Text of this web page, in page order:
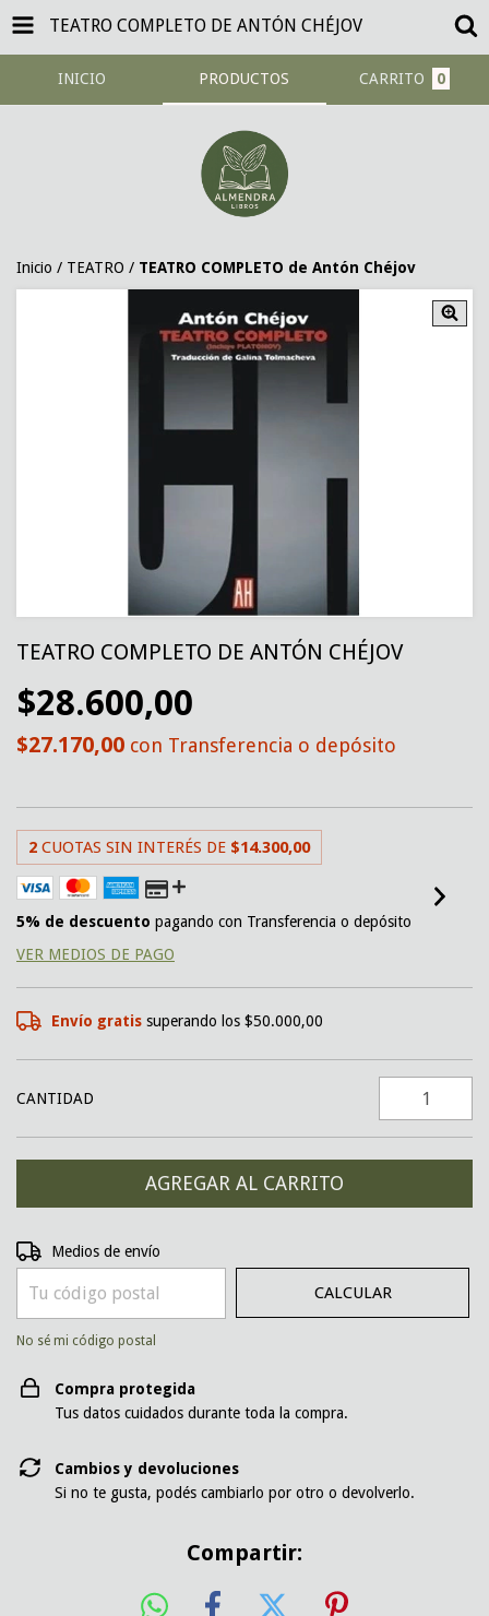
TEATRO COMPLETO DE ANTÓN CHÉJOV
INICIO PRODUCTOS CARRITO 0
Inicio / TEATRO / TEATRO COMPLETO de Antón Chéjov
TEATRO COMPLETO DE ANTÓN CHÉJOV
$28.600,00
$27.170,00 con Transferencia o depósito
2 CUOTAS SIN INTERÉS DE $14.300,00
5% de descuento pagando con Transferencia o depósito
VER MEDIOS DE PAGO
Envío gratis superando los$50.000,00
CANTIDAD
Entregas para el CP:
Medios de envío
CALCULAR
No sé mi código postal
Compra protegida
Tus datos cuidados durante toda la compra.
Cambios y devoluciones
Si no te gusta, podés cambiarlo por otro o devolverlo.
Compartir: